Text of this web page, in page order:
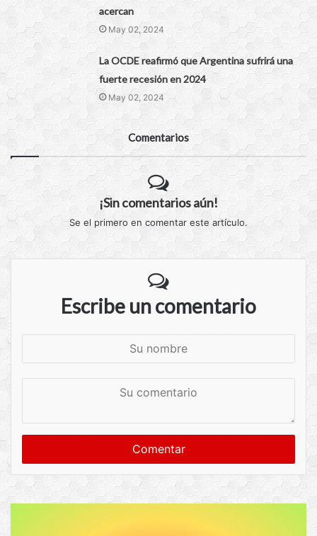
acercan
May 02, 2024
La OCDE reafirmó que Argentina sufrirá una
fuerte recesión en 2024
May 02, 2024
Comentarios
¡Sin comentarios aún!
Se el primero en comentar este artículo.
Escribe un comentario
n
a